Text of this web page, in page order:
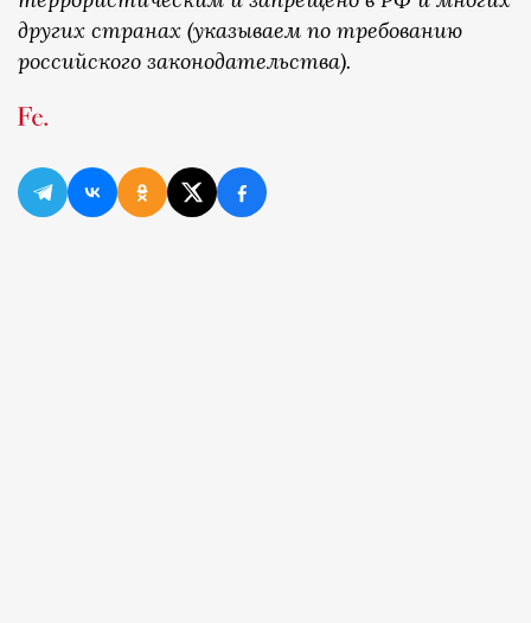
других странах (указываем по требованию
российского законодательства).